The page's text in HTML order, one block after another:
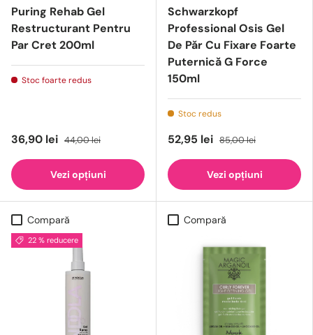
Puring Rehab Gel
Restructurant Pentru
Par Cret 200ml
Stoc foarte redus
36,90 lei 44,00 lei
Vezi opțiuni
Schwarzkopf
Professional Osis Gel
De Păr Cu Fixare Foarte
Puternică G Force
150ml
Stoc redus
52,95 lei 85,00 lei
Vezi opțiuni
Compară
22 % reducere
Compară